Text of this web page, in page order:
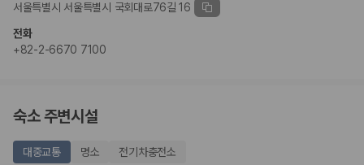
제주렌트카 보험까지 비교해야 진짜 가격비교입
니다
건을 함께 확인할 수 있도록 돕습니다.
일반자차:
완전자차: 보상 한도 내에서 면책금 부담이 줄어드는 보험 조건입니
서울특별시 서울특별시 국회대로76길 16
전화
+82-2-6670 7100
숙소 주변시설
대중교통 명소 전기차충전소